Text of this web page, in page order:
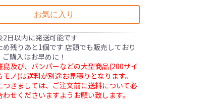
お気に入り
2日以内に発送可能です
め残りあと1個です 店頭でも販売しており
ご購入はお早めに！
及び、バンパーなどの大型商品(200サイ
モノ)は送料が別途お見積りとなります。
つきましては、ご注文前に送料について必
せくださいますようお願い致します。